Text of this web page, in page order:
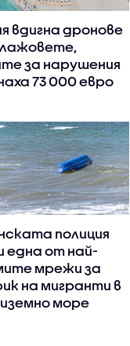
вдигна дронове
за нарушения
73 000 евро
полиция
една от най-
мрежи за
на мигранти в
море